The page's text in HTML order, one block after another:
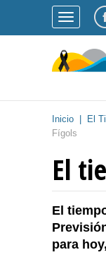
Inicio El
Fígols
El
El
para